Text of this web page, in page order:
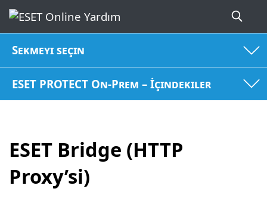
Sekmeyi seçin
ESET PROTECT On-Prem – İçindekiler
ESET Bridge (HTTP
Proxy’si)